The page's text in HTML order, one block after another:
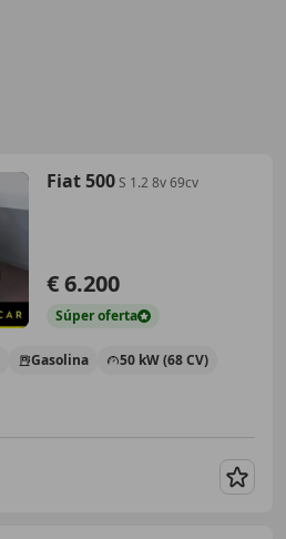
Fiat 500S 1.2 8v 69cv
€ 6.200
Súperoferta
Gasolina 50 kW (68 CV)